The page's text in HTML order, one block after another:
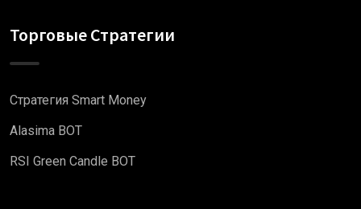
Торговые Стратегии
Стратегия Smart Money
Alasima BOT
RSI Green Candle BOT